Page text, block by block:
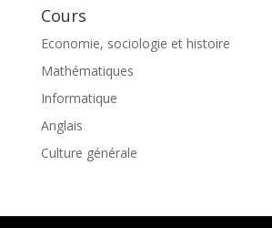
Cours
Economie, sociologie et histoire
Mathématiques
Informatique
Anglais
Culture générale